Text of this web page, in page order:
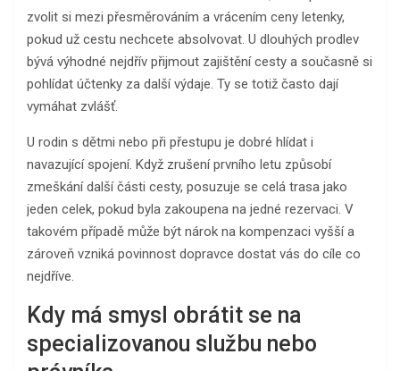
zvolit si mezi přesměrováním a vrácením ceny letenky,
pokud už cestu nechcete absolvovat. U dlouhých prodlev
bývá výhodné nejdřív přijmout zajištění cesty a současně si
pohlídat účtenky za další výdaje. Ty se totiž často dají
vymáhat zvlášť.
U rodin s dětmi nebo při přestupu je dobré hlídat i
navazující spojení. Když zrušení prvního letu způsobí
zmeškání další části cesty, posuzuje se celá trasa jako
jeden celek, pokud byla zakoupena na jedné rezervaci. V
takovém případě může být nárok na kompenzaci vyšší a
zároveň vzniká povinnost dopravce dostat vás do cíle co
nejdříve.
Kdy má smysl obrátit se na
specializovanou službu nebo